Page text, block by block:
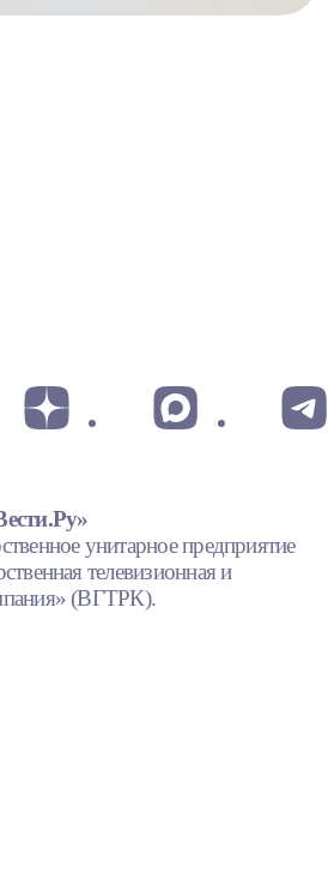
унитарное предприятие
телевизионная и
(ВГТРК).